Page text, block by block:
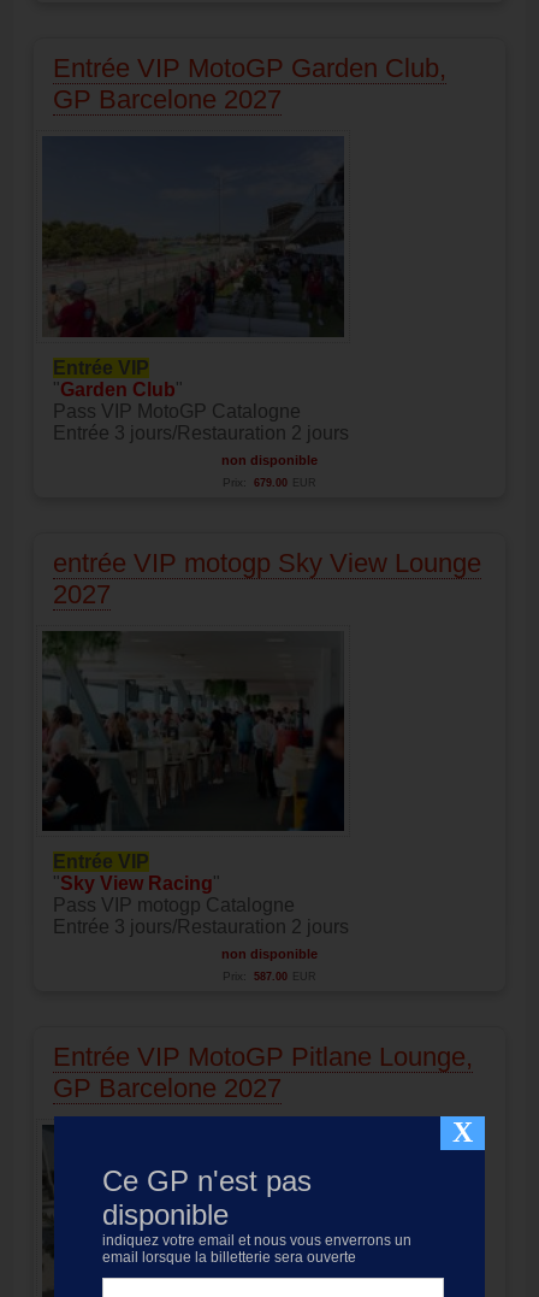
X
Ce GP n'est pas
disponible
indiquez votre email et nous vous enverrons un
email lorsque la billetterie sera ouverte
Entrée VIP MotoGP Garden Club,
GP Barcelone 2027
Entrée VIP
"Garden Club"
Pass VIP MotoGP Catalogne
Entrée 3 jours/Restauration 2 jours
non disponible
Prix: 679.00 EUR
entrée VIP motogp Sky View Lounge
2027
Entrée VIP
"Sky View Racing"
Pass VIP motogp Catalogne
Entrée 3 jours/Restauration 2 jours
non disponible
Prix: 587.00 EUR
Entrée VIP MotoGP Pitlane Lounge,
GP Barcelone 2027